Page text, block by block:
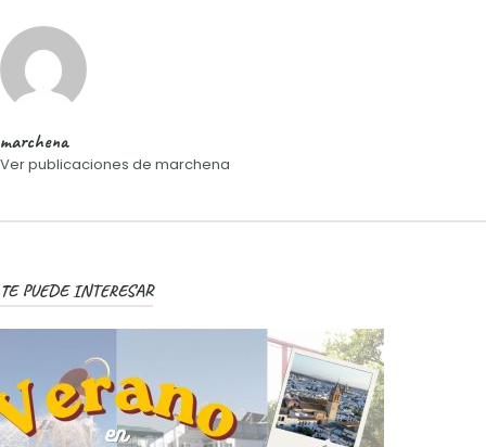
marchena
Ver publicaciones de marchena
TE PUEDE INTERESAR